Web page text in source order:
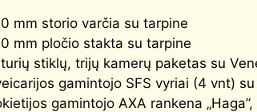
mm storio varčia su tarpine
mm pločio stakta su tarpine
stiklų, trijų kamerų paketas su
gamintojo SFS vyriai (4 vnt)
gamintojo AXA rankena